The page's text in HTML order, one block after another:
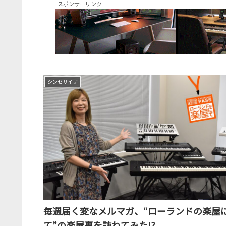
スポンサーリンク
シンセサイザ
毎週届く変なメルマガ、“ローランドの楽屋